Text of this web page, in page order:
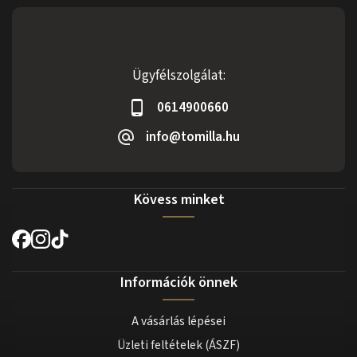
Ügyfélszolgálat:
0614900660
info@tomilla.hu
Kövess minket
Információk önnek
A vásárlás lépései
Üzleti feltételek (ÁSZF)